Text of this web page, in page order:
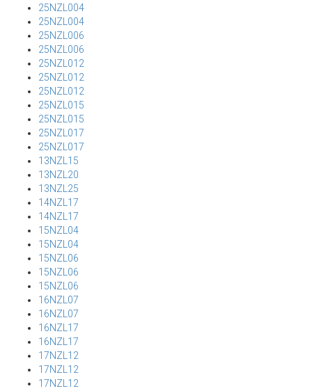
25NZL004
25NZL004
25NZL006
25NZL006
25NZL012
25NZL012
25NZL012
25NZL015
25NZL015
25NZL017
25NZL017
13NZL15
13NZL20
13NZL25
14NZL17
14NZL17
15NZL04
15NZL04
15NZL06
15NZL06
15NZL06
16NZL07
16NZL07
16NZL17
16NZL17
17NZL12
17NZL12
17NZL12